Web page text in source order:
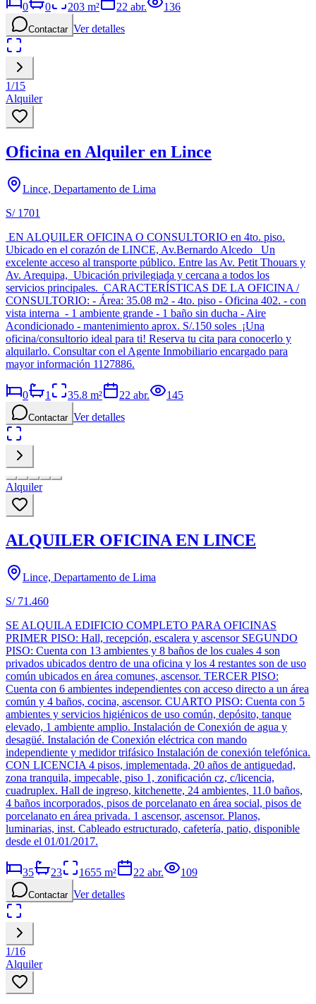
0 0 203 m² 22 abr. 136
Contactar Ver detalles
1/15
Alquiler
Oficina en Alquiler en Lince
Lince, Departamento de Lima
S/ 1701
EN ALQUILER OFICINA O CONSULTORIO en 4to. piso.
Ubicado en el corazón de LINCE, Av.Bernardo Alcedo Un
excelente acceso al transporte público. Entre las Av. Petit Thouars y
Av. Arequipa, Ubicación privilegiada y cercana a todos los
servicios principales. CARACTERÍSTICAS DE LA OFICINA /
CONSULTORIO: - Área: 35.08 m2 - 4to. piso - Oficina 402. - con
vista interna - 1 ambiente grande - 1 baño sin ducha - Aire
Acondicionado - mantenimiento aprox. S/.150 soles ¡Una
oficina/consultorio ideal para ti! Reserva tu cita para conocerlo y
alquilarlo. Consultar con el Agente Inmobiliario encargado para
mayor información 1127886.
0 1 35.8 m² 22 abr. 145
Contactar Ver detalles
Alquiler
ALQUILER OFICINA EN LINCE
Lince, Departamento de Lima
S/ 71.460
SE ALQUILA EDIFICIO COMPLETO PARA OFICINAS
PRIMER PISO: Hall, recepción, escalera y ascensor SEGUNDO
PISO: Cuenta con 13 ambientes y 8 baños de los cuales 4 son
privados ubicados dentro de una oficina y los 4 restantes son de uso
común ubicados en área comunes, ascensor. TERCER PISO:
Cuenta con 6 ambientes independientes con acceso directo a un área
común y 4 baños, cocina, ascensor. CUARTO PISO: Cuenta con 5
ambientes y servicios higiénicos de uso común, depósito, tanque
elevado, 1 ambiente amplio. Instalación de Conexión de agua y
desagüé. Instalación de Conexión eléctrica con mando
independiente y medidor trifásico Instalación de conexión telefónica.
CON LICENCIA 4 pisos, implementada, 20 años de antiguedad,
zona tranquila, impecable, piso 1, zonificación cz, c/licencia,
cuadruplex. Hall de ingreso, kitchenette, 24 ambientes, 11.0 baños,
4 baños incorporados, pisos de porcelanato en área social, pisos de
porcelanato en área privada. 1 ascensor, ascensor. Planos,
luminarias, inst. Cableado estructurado, cafetería, patio, disponible
desde el 01/01/2017.
35 23 1655 m² 22 abr. 109
Contactar Ver detalles
1/16
Alquiler